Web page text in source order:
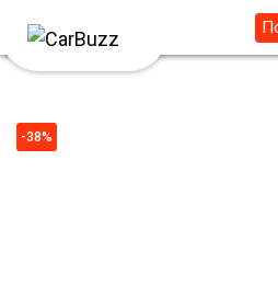
-38%